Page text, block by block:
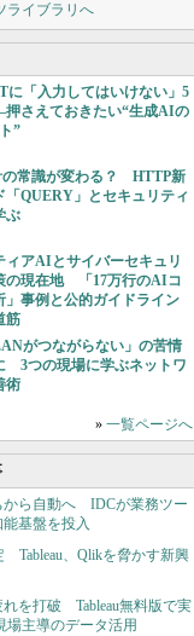
ライブラリへ
に「入力してはいけない」5
さえておきたい“生成AIの
”
常識が変わる？ HTTP新
「QUERY」とセキュリティ
ぶ
ィアAIとサイバーセキュリ
の現在地 「17万行のAIコ
」事例と公的ガイドライン
筋
がつながらない」の苦情
3つの現場に学ぶネットワ
術
» 一覧ページへ
から自動へ IDCが業務ツー
基盤を投入
Tableau、Qlikを脅かす新興
を打破 Tableau無料版で実
場主導のデータ活用